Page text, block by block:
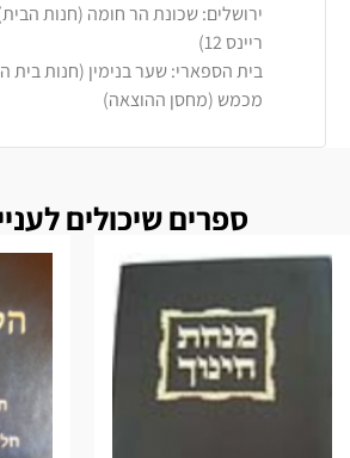
ירושלים: שכונת הר חומה (חנות
ריינס 12)
בית הספארי: שער בנימין (חנות
מכמש (מחסן ההוצאה)
ספרים שיכולים